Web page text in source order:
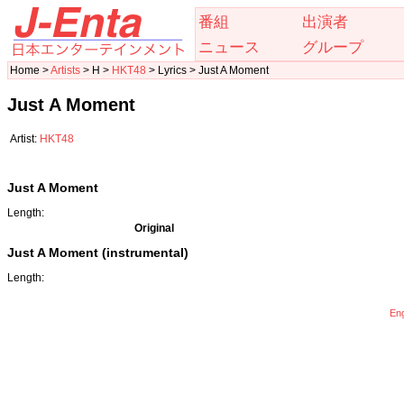
番組
出演者
ニュース
グループ
Home >Artists > H > HKT48 > Lyrics > Just A Moment
Just A Moment
Artist: HKT48
Just A Moment
Length:
Original
Just A Moment (instrumental)
Length: